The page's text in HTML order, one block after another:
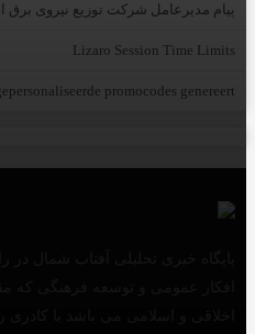
پیام مدیرعامل شركت توزیع نیروی برق
Lizaro Session Time Limits
promocodes genereert